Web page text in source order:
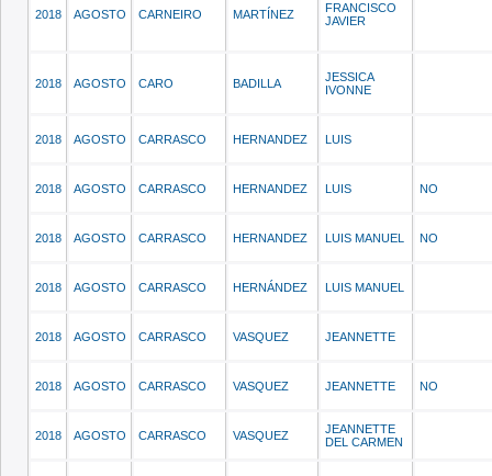
2018 AGOSTO CARNEIRO MARTÍNEZ
FRANCISCO
JAVIER
2018 AGOSTO CARO BADILLA
JESSICA
IVONNE
2018 AGOSTO CARRASCO HERNANDEZ LUIS
2018 AGOSTO CARRASCO HERNANDEZ LUIS NO
2018 AGOSTO CARRASCO HERNANDEZ LUIS MANUEL NO
2018 AGOSTO CARRASCO HERNÁNDEZ LUIS MANUEL
2018 AGOSTO CARRASCO VASQUEZ JEANNETTE
2018 AGOSTO CARRASCO VASQUEZ JEANNETTE NO
2018 AGOSTO CARRASCO VASQUEZ
JEANNETTE
DEL CARMEN